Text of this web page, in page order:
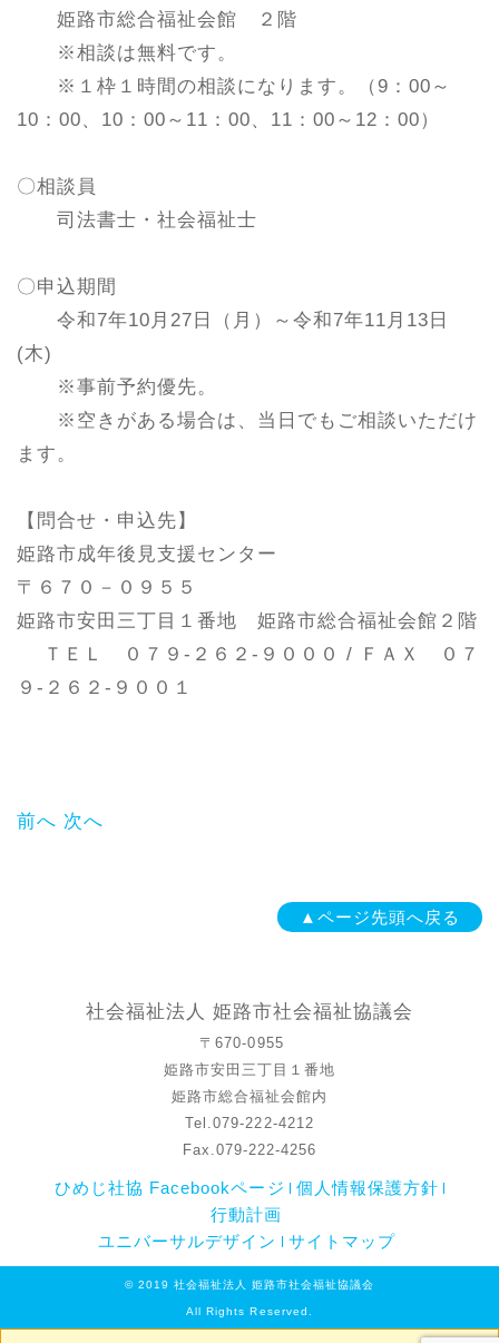
姫路市総合福祉会館 ２階
※相談は無料です。
※１枠１時間の相談になります。（9：00～
10：00、10：00～11：00、11：00～12：00）
〇相談員
司法書士・社会福祉士
〇申込期間
令和7年10月27日（月）～令和7年11月13日
(木)
※事前予約優先。
※空きがある場合は、当日でもご相談いただけ
ます。
【問合せ・申込先】
姫路市成年後見支援センター
〒６７０－０９５５
姫路市安田三丁目１番地 姫路市総合福祉会館２階
ＴＥＬ ０７９-２６２-９０００ / ＦＡＸ ０７
９-２６２-９００１
前へ 次へ
▲ページ先頭へ戻る
社会福祉法人 姫路市社会福祉協議会
〒670-0955
姫路市安田三丁目１番地
姫路市総合福祉会館内
Tel.079-222-4212
Fax.079-222-4256
ひめじ社協 Facebookページ
個人情報保護方針
行動計画
ユニバーサルデザイン
サイトマップ
© 2019 社会福祉法人 姫路市社会福祉協議会
All Rights Reserved.